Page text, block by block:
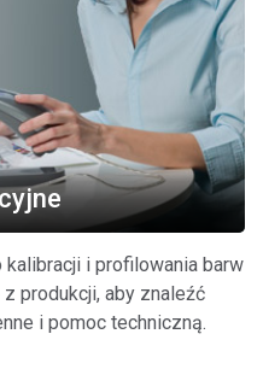
i profilowania barw
produkcji, aby znaleźć
i pomoc techniczną.